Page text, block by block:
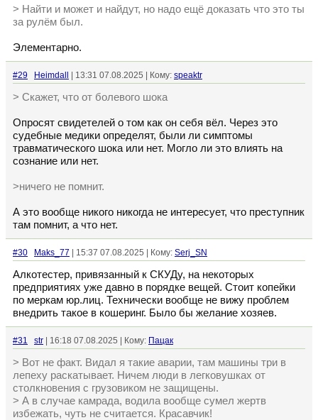
> Найти и может и найдут, но надо ещё доказать что это ты
за рулём был.
Элементарно.
#29 Heimdall | 13:31 07.08.2025 | Кому: speaktr
> Скажет, что от болевого шока
Опросят свидетелей о том как он себя вёл. Через это
судебные медики определят, были ли симптомы
травматического шока или нет. Могло ли это влиять на
сознание или нет.
>ничего не помнит.
А это вообще никого никогда не интересует, что преступник
там помнит, а что нет.
#30 Maks_77 | 15:37 07.08.2025 | Кому: Serj_SN
Алкотестер, привязанный к СКУДу, на некоторых
предприятиях уже давно в порядке вещей. Стоит копейки
по меркам юр.лиц. Технически вообще не вижу проблем
внедрить такое в кошеринг. Было бы желание хозяев.
#31 str | 16:18 07.08.2025 | Кому: Пацак
> Вот не факт. Видал я такие аварии, там машины три в
лепеху раскатывает. Ничем люди в легковушках от
столкновения с грузовиком не защищены.
> А в случае камрада, водила вообще сумел жертв
избежать, чуть не считается. Красавчик!